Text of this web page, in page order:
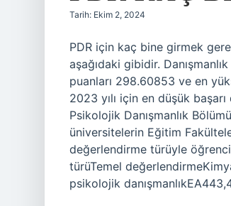
Tarih: Ekim 2, 2024
PDR için kaç bine girmek
aşağıdaki gibidir.
puanları 298.60853 ve en
2023 yılı için en düşük
Psikolojik Danışmanlık
üniversitelerin Eğitim
değerlendirme türüyle
türüTemel
psikolojik